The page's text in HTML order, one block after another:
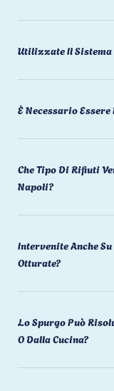
Utilizzate Il Sistema
È Necessario
Che Tipo Di Rifiuti
Napoli?
Intervenite Anche
Otturate?
Lo Spurgo Può
O Dalla Cucina?